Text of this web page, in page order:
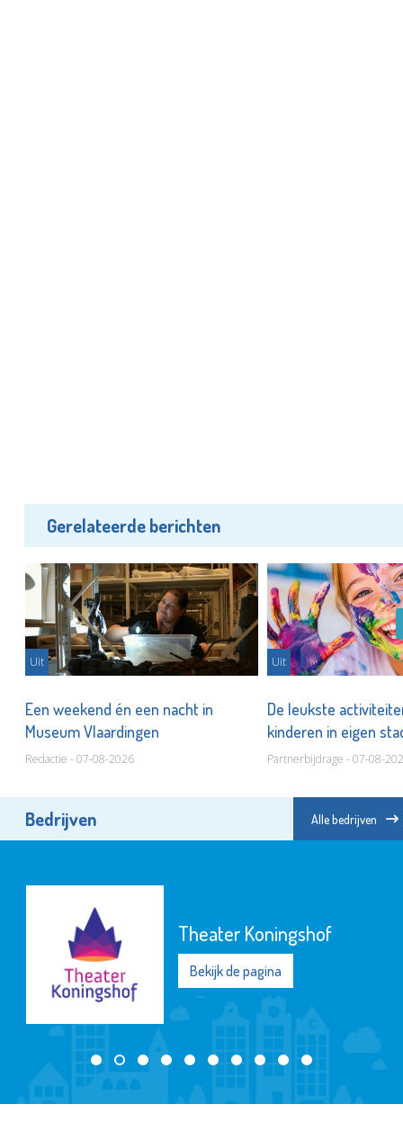
Gerelateerde berichten
Uit
Een weekend én een nacht in
Museum Vlaardingen
Redactie - 07-08-2026
Uit
De leukste
kinderen in eigen
Partnerbijdrage - 07-08-
Bedrijven Alle bedrijven
Theater Koningshof
Bekijk de pagina